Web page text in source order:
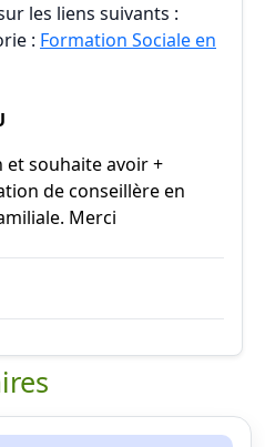
les liens suivants :
: Formation Sociale en
et souhaite avoir +
de conseillère en
Merci